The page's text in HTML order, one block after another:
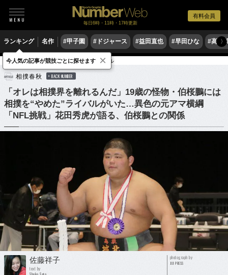
有料会員
毎日6時・11時・17時更新
ランキング 名作 #甲子園 #ドジャース #益田直也 #早田ひな #高木
〉
格闘技 相撲 アメリカンフットボール
相撲春秋 BACK NUMBER
「オレは相撲界を離れるんだ」19歳の怪物・伯桜鵬には
相撲を“やめた”ライバルがいた…異色の元アマ横綱
「NFL挑戦」花田秀虎が語る、伯桜鵬との関係
佐藤祥子
text by
photograph by
JIJI PRESS
今人気の記事が競技ごとに探せます ×